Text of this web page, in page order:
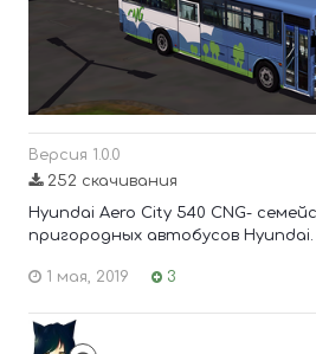
Версия 1.0.0
252 скачивания
Hyundai Aero City 540 CNG-
пригородных автобусов
1 мая, 2019 3